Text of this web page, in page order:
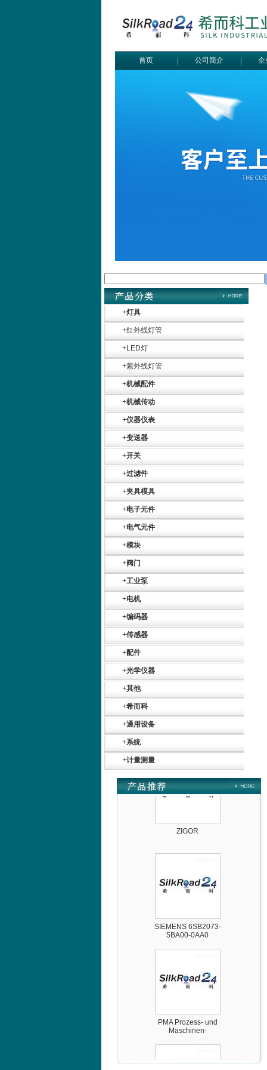
首页 公司简介 企
+灯具
+红外线灯管
+LED灯
+紫外线灯管
+机械配件
+机械传动
+仪器仪表
+变送器
+开关
+过滤件
+夹具模具
+电子元件
+电气元件
+模块
+阀门
+工业泵
+电机
+编码器
+传感器
+配件
+光学仪器
+其他
+希而科
+通用设备
+系统
+计量测量
SR+KH-AFB AF24-
德国HBM
Automation GmbH